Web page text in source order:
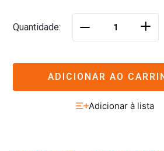
Quantidade ＋
ADICIONAR AO